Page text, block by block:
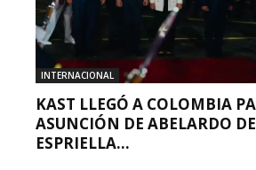
INTERNACIONAL
KAST LLEGÓ A COLOMBIA
ASUNCIÓN DE ABELARDO
ESPRIELLA...